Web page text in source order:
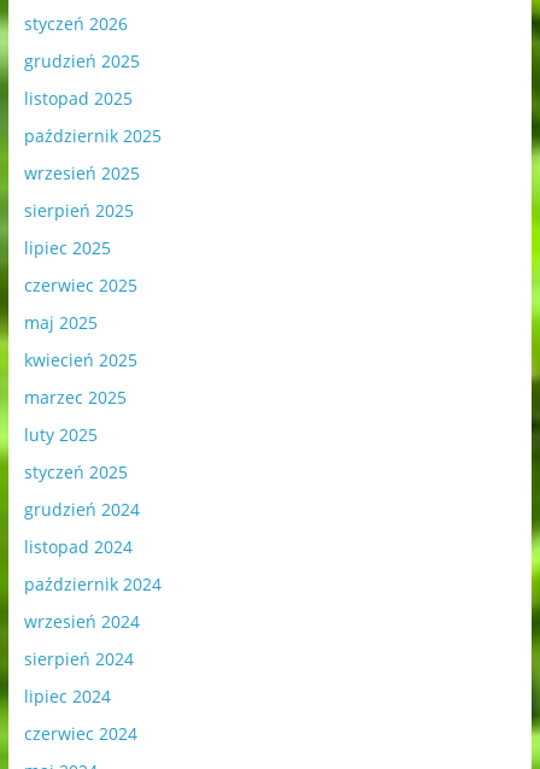
styczeń 2026
grudzień 2025
listopad 2025
październik 2025
wrzesień 2025
sierpień 2025
lipiec 2025
czerwiec 2025
maj 2025
kwiecień 2025
marzec 2025
luty 2025
styczeń 2025
grudzień 2024
listopad 2024
październik 2024
wrzesień 2024
sierpień 2024
lipiec 2024
czerwiec 2024